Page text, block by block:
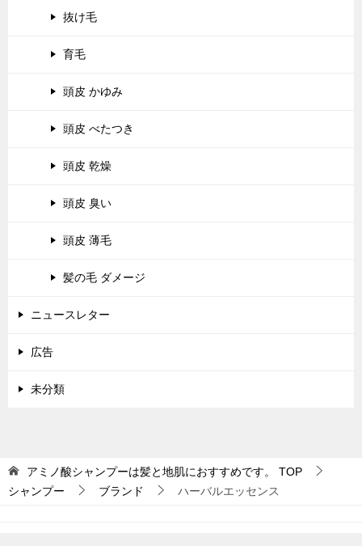
抜け毛
育毛
頭皮 かゆみ
頭皮 べたつき
頭皮 乾燥
頭皮 臭い
頭皮 薄毛
髪の毛 ダメージ
ニュースレター
広告
未分類
アミノ酸シャンプーは髪と地肌におすすめです。
TOP
シャンプー
ブランド ハーバルエッセンス